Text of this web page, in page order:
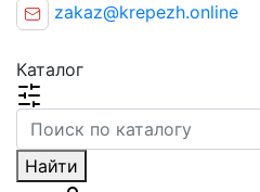
zakaz@krepezh.online
Каталог
Найти